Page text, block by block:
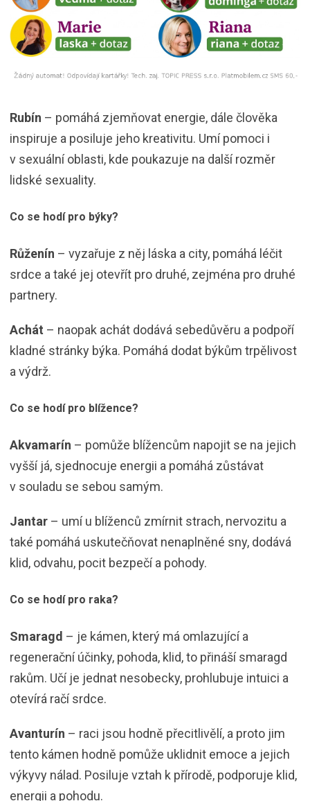
Rubín – pomáhá zjemňovat energie, dále člověka
inspiruje a posiluje jeho kreativitu. Umí pomoci i
v sexuální oblasti, kde poukazuje na další rozměr
lidské sexuality.
Co se hodí pro býky?
Růženín – vyzařuje z něj láska a city, pomáhá léčit
srdce a také jej otevřít pro druhé, zejména pro druhé
partnery.
Achát – naopak achát dodává sebedůvěru a podpoří
kladné stránky býka. Pomáhá dodat býkům trpělivost
a výdrž.
Co se hodí pro blížence?
Akvamarín – pomůže blížencům napojit se na jejich
vyšší já, sjednocuje energii a pomáhá zůstávat
v souladu se sebou samým.
Jantar – umí u blíženců zmírnit strach, nervozitu a
také pomáhá uskutečňovat nenaplněné sny, dodává
klid, odvahu, pocit bezpečí a pohody.
Co se hodí pro raka?
Smaragd – je kámen, který má omlazující a
regenerační účinky, pohoda, klid, to přináší smaragd
rakům. Učí je jednat nesobecky, prohlubuje intuici a
otevírá račí srdce.
Avanturín – raci jsou hodně přecitlivělí, a proto jim
tento kámen hodně pomůže uklidnit emoce a jejich
výkyvy nálad. Posiluje vztah k přírodě, podporuje klid,
energii a pohodu.